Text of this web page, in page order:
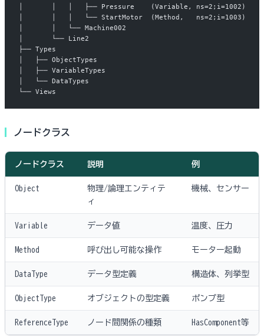
│       │   │   ├── Pressure    (Variable, ns=2;i=1002)
│       │   │   └── StartMotor  (Method,   ns=2;i=1003)
│       │   └── Machine002
│       └── Line2
├── Types
│   ├── ObjectTypes
│   ├── VariableTypes
│   └── DataTypes
└── Views
ノードクラス
ノードクラス 説明 例
Object
物理/論理エンティテ
ィ
機械、センサー
Variable データ値 温度、圧力
Method 呼び出し可能な操作 モーター起動
DataType データ型定義 構造体、列挙型
ObjectType オブジェクトの型定義 ポンプ型
ReferenceType ノード間関係の種類 HasComponent等